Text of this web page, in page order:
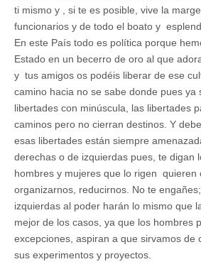
ti mismo y , si te es posible, vive la
funcionarios y de todo el boato y
En este País todo es política porque
Estado en un becerro de oro al que
y tus amigos os podéis liberar de ese
camino hacia no se sabe donde pues ya
libertades con minúscula, las libertades
caminos pero no cierran destinos. Y
esas libertades están siempre
derechas o de izquierdas pues, te digan
hombres y mujeres que lo rigen quieren
organizarnos, reducirnos. No te
izquierdas al poder harán lo mismo que
mejor de los casos, ya que los hombres
excepciones, aspiran a que sirvamos de
sus experimentos y proyectos.